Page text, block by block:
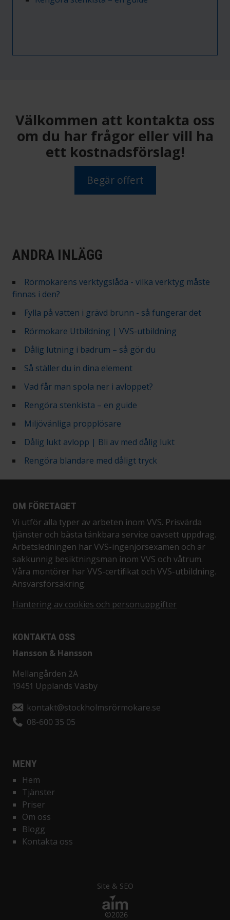
Välkommen att kontakta oss
om du har frågor eller vill ha
ett kostnadsförslag!
Begär offert
ANDRA INLÄGG
Rörmokarens verktygslåda - vilka verktyg måste
finnas i den?
Fylla på vatten i grävd brunn - så fungerar det
Rörmokare Utbildning | VVS-utbildning
Dålig lutning i badrum – så gör du
Så ställer du in dina element
Vad får man spola ner i avloppet?
Rengöra stenkista – en guide
Miljövänliga propplösare
Dålig lukt avlopp | Bli av med dålig lukt
Rengöra blandare med dåligt tryck
OM FÖRETAGET
Vi utför alla typer av arbeten inom VVS. Prisvärda
tjänster och bästa tänkbara service oavsett uppdrag.
Arbetsledningen har VVS-ingenjörsexamen och är
sakkunnig besiktningsman inom VVS och våtrum.
Våra montörer har VVS-certifikat och VVS-utbildning.
Ansvarsförsäkring.
Hantering av cookies och personuppgifter
KONTAKTA OSS
Hansson & Hansson
Mellangården 2A
19451 Upplands Väsby
kontakt@stockholmsrörmokare.se
08-600 35 05
MENY
Hem
Tjänster
Priser
Om oss
Blogg
Kontakta oss
Site & SEO
©2026